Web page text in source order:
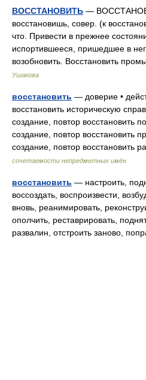
ВОССТАНОВИТЬ —
восстановишь, совер. (к
что. Привести в прежнее
испортившееся, пришедшее в
возобновить. Восстановить
Ушакова
восстановить — доверие •
восстановить историческую
создание, повтор восстановить
создание, повтор восстановить
создание, повтор восстановить
сочетаемости непредметных имён
восстановить — настроить,
воссоздать, воспроизвести,
вновь, реанимировать,
ополчить, реставрировать,
развалин, отстроить заново,